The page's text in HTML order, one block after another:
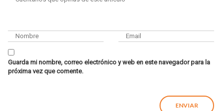
Guarda mi nombre, correo electrónico y web en este navegador para la
próxima vez que comente.